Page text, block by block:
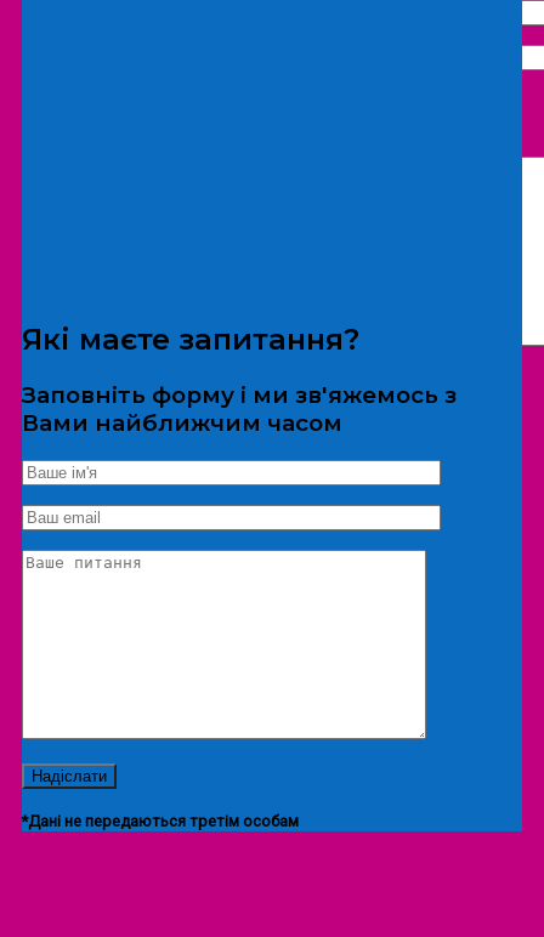
*Дані не передаються третім особам
Екскурсія/локація
Які маєте запитання?
Заповніть форму і ми зв'яжемось з
Вами найближчим часом
*Дані не передаються третім особам